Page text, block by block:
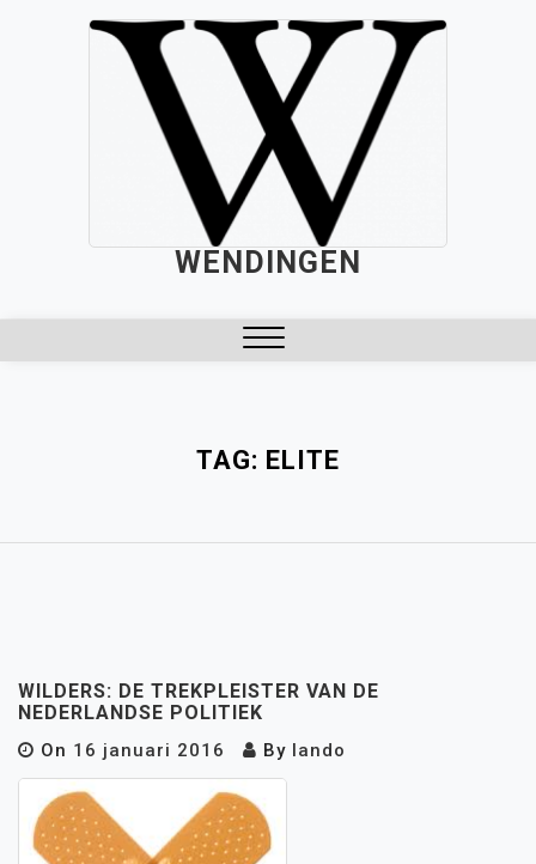
WENDINGEN
TAG: ELITE
WILDERS: DE TREKPLEISTER VAN DE
NEDERLANDSE POLITIEK
On 16 januari 2016 By lando